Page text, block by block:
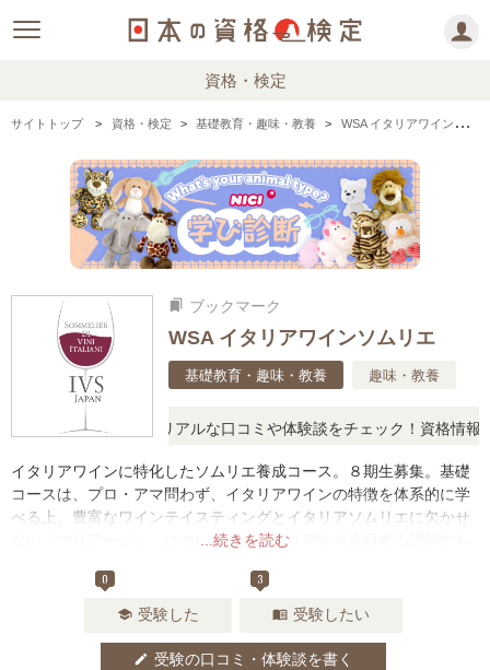
資格・検定
サイトトップ 資格・検定 基礎教育・趣味・教養 WSA イタリアワインソムリエの情報まとめ
bookmarks ブックマーク
WSA イタリアワインソムリエ
基礎教育・趣味・教養 趣味・教養
疑問に思ったら、リアルな口コミや体験談をチェック！資格情報の
...続きを読む
イタリアワインに特化したソムリエ養成コース。８期生募集。基礎
コースは、プロ・アマ問わず、イタリアワインの特徴を体系的に学
べる上、豊富なワインテイスティングとイタリアソムリエに欠かせ
ない「マリアージュ」についても、イタリアから来日する講師のも
0
school 受験した
3
menu_book 受験したい
edit 受験の口コミ・体験談を書く